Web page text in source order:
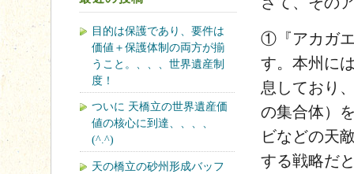
①『アカガ
す。本州に
息しており
の集合体）
ビなどの天
する戦略だ
目的は保護であり、要件は
価値＋保護体制の両方が揃
うこと。、、、世界遺産制
度！
ついに 天橋立の世界遺産価
値の核心に到達、、、、
(^.^)
天の橋立の砂州形成バッフ